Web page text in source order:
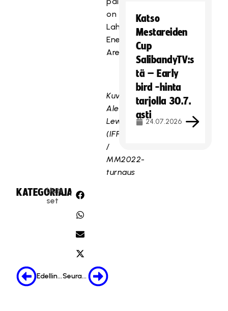
on
Lahti
Energia
Areena.
Kuva:
Aleksandra
Lewandowska
(IFF)
/
MM2022-
turnaus
KATEGORIA:
Uuti
set
JAA:
Edellinen Seuraava
Katso
Mestareiden
Cup
SalibandyTV:s
tä – Early
bird -hinta
tarjolla 30.7.
asti
24.07.2026